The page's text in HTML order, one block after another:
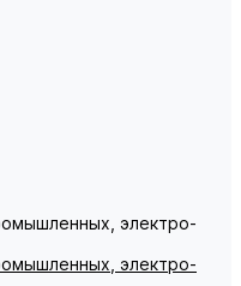
электро-
электро-